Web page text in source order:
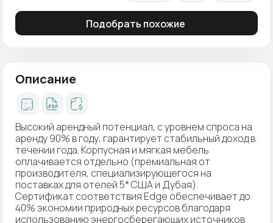
Подобрать похожие
Описание
Высокий арендный потенциал, с уровнем спроса на
аренду 90% в году, гарантирует стабильный доход в
течении года. Корпусная и мягкая мебель
оплачивается отдельно (премиальная от
производителя, специализирующегося на
поставках для отелей 5* США и Дубая).
Сертификат соответствия Edge обеспечивает до
40% экономии природных ресурсов благодаря
использованию энергосберегающих источников